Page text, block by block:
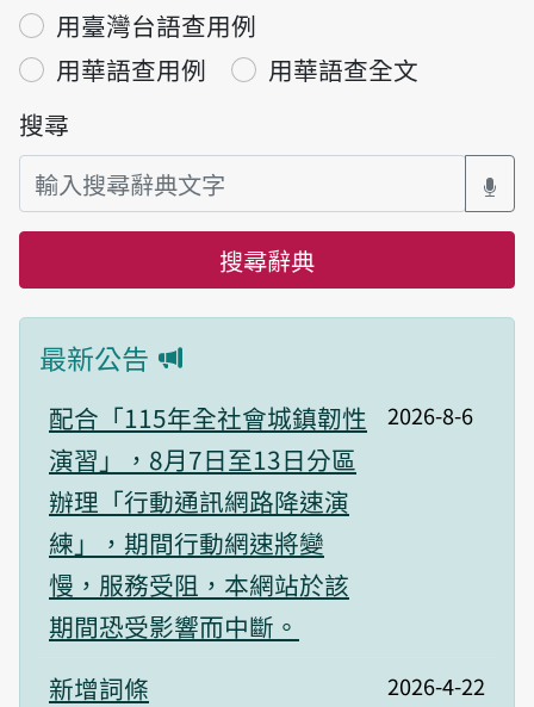
用臺灣台語查用例
用華語查用例
用華語查全文
搜尋
搜尋辭典
最新公告
網站公告
公告內容 公告時間
配合「115年全社會城鎮韌性
演習」，8月7日至13日分區
辦理「行動通訊網路降速演
練」，期間行動網速將變
慢，服務受阻，本網站於該
期間恐受影響而中斷。
2026-8-6
新增詞條 2026-4-22